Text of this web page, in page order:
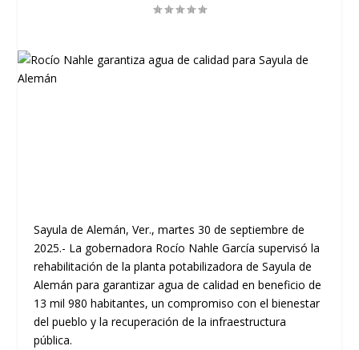
Sayula de Alemán, Ver., martes 30 de septiembre de
2025.- La gobernadora Rocío Nahle García supervisó la
rehabilitación de la planta potabilizadora de Sayula de
Alemán para garantizar agua de calidad en beneficio de
13 mil 980 habitantes, un compromiso con el bienestar
del pueblo y la recuperación de la infraestructura
pública.